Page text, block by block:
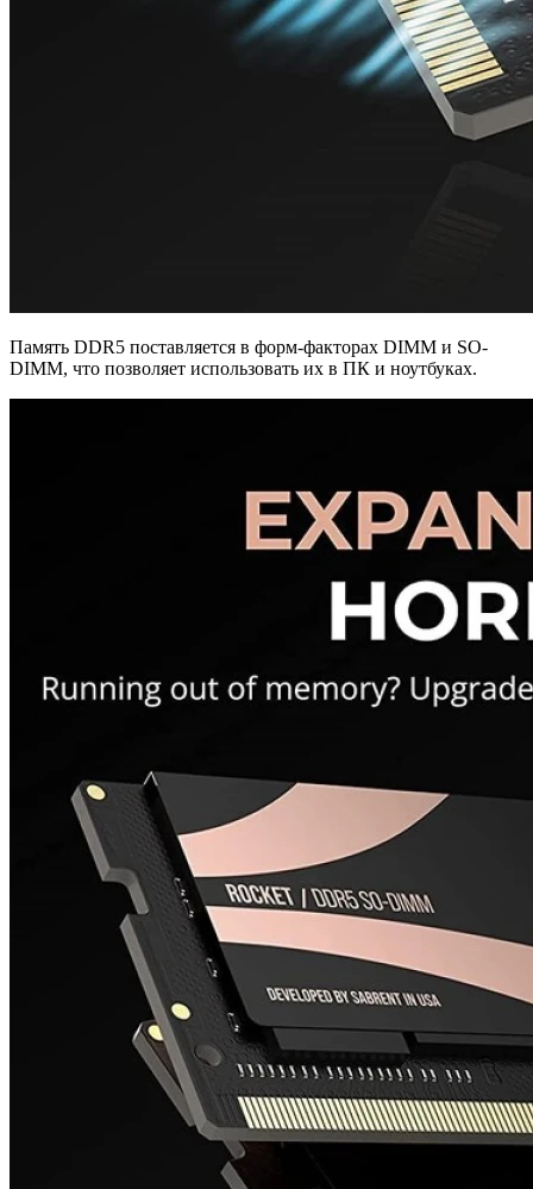
Память DDR5 поставляется в форм-факторах DIMM и SO-
DIMM, что позволяет использовать их в ПК и ноутбуках.